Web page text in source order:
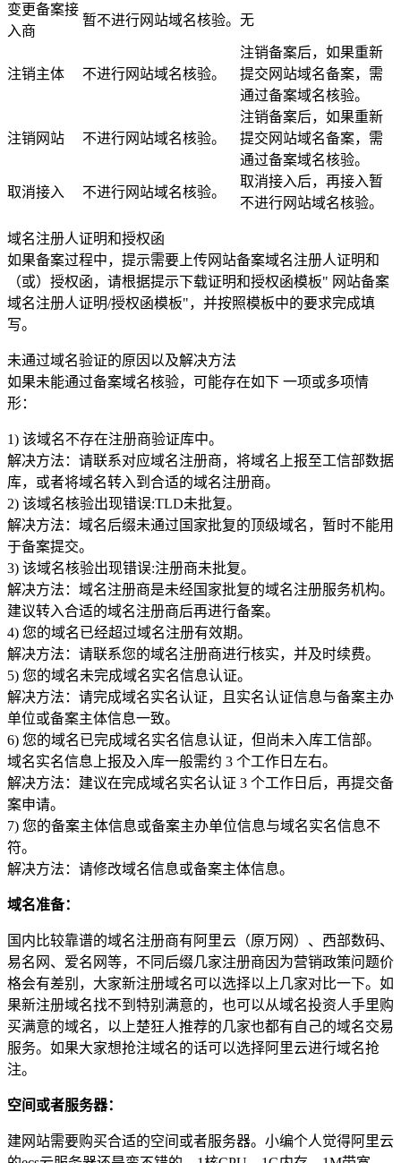
变更备案接
入商
暂不进行网站域名核验。 无
注销主体 不进行网站域名核验。
注销备案后，如果重新
提交网站域名备案，需
通过备案域名核验。
注销网站 不进行网站域名核验。
注销备案后，如果重新
提交网站域名备案，需
通过备案域名核验。
取消接入 不进行网站域名核验。
取消接入后，再接入暂
不进行网站域名核验。
域名注册人证明和授权函
如果备案过程中，提示需要上传网站备案域名注册人证明和
（或）授权函，请根据提示下载证明和授权函模板" 网站备案
域名注册人证明/授权函模板"，并按照模板中的要求完成填
写。
未通过域名验证的原因以及解决方法
如果未能通过备案域名核验，可能存在如下 一项或多项情
形：
1) 该域名不存在注册商验证库中。
解决方法：请联系对应域名注册商，将域名上报至工信部数据
库，或者将域名转入到合适的域名注册商。
2) 该域名核验出现错误:TLD未批复。
解决方法：域名后缀未通过国家批复的顶级域名，暂时不能用
于备案提交。
3) 该域名核验出现错误:注册商未批复。
解决方法：域名注册商是未经国家批复的域名注册服务机构。
建议转入合适的域名注册商后再进行备案。
4) 您的域名已经超过域名注册有效期。
解决方法：请联系您的域名注册商进行核实，并及时续费。
5) 您的域名未完成域名实名信息认证。
解决方法：请完成域名实名认证，且实名认证信息与备案主办
单位或备案主体信息一致。
6) 您的域名已完成域名实名信息认证，但尚未入库工信部。
域名实名信息上报及入库一般需约 3 个工作日左右。
解决方法：建议在完成域名实名认证 3 个工作日后，再提交备
案申请。
7) 您的备案主体信息或备案主办单位信息与域名实名信息不
符。
解决方法：请修改域名信息或备案主体信息。
域名准备：
国内比较靠谱的域名注册商有阿里云（原万网）、西部数码、
易名网、爱名网等，不同后缀几家注册商因为营销政策问题价
格会有差别，大家新注册域名可以选择以上几家对比一下。如
果新注册域名找不到特别满意的，也可以从域名投资人手里购
买满意的域名，以上楚狂人推荐的几家也都有自己的域名交易
服务。如果大家想抢注域名的话可以选择阿里云进行域名抢
注。
空间或者服务器：
建网站需要购买合适的空间或者服务器。小编个人觉得阿里云